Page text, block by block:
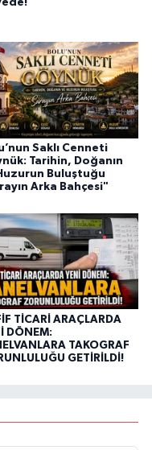
Saklı Cenneti
Tarihin, Doğanın
Buluştuğu
Arka Bahçesi"
TİCARİ ARAÇLARDA
DÖNEM:
TAKOGRAF
GETİRİLDİ!